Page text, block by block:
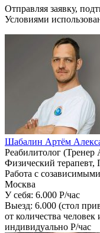
Отправляя заявку,
Условиями
Шабалин Артём
Реабилитолог
Физический терапевт,
Работа с
Москва
У себя: 6.000 P/час
Выезд: 6.000 (стол
от количества
индивидуально P/час